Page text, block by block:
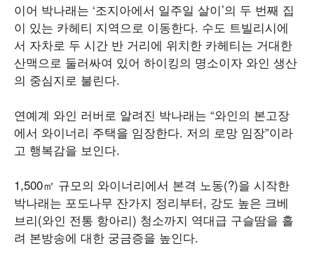
이어 박나래는 ‘조지아에서 일주일 살이’의 두 번째 집
이 있는 카헤티 지역으로 이동한다. 수도 트빌리시에
서 자차로 두 시간 반 거리에 위치한 카헤티는 거대한
산맥으로 둘러싸여 있어 하이킹의 명소이자 와인 생산
의 중심지로 불린다.
연예계 와인 러버로 알려진 박나래는 “와인의 본고장
에서 와이너리 주택을 임장한다. 저의 로망 임장”이라
고 행복감을 보인다.
1,500㎡ 규모의 와이너리에서 본격 노동(?)을 시작한
박나래는 포도나무 잔가지 정리부터, 강도 높은 크베
브리(와인 전통 항아리) 청소까지 역대급 구슬땀을 흘
려 본방송에 대한 궁금증을 높인다.